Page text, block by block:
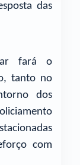
das
fará o
tanto no
dos
com